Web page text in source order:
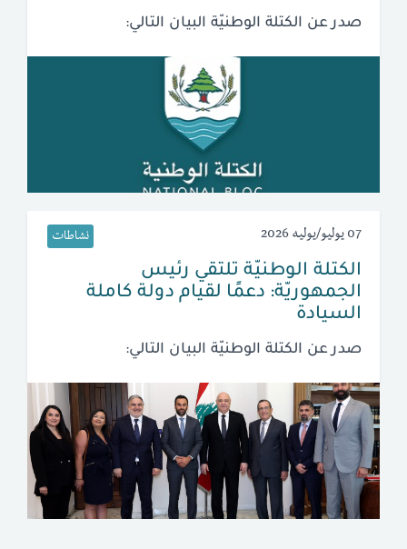
صدر عن الكتلة الوطنيّة البيان التالي:
07 يوليو/يوليه 2026 نشاطات
الكتلة الوطنيّة تلتقي رئيس
الجمهوريّة: دعمًا لقيام دولة كاملة
السيادة
صدر عن الكتلة الوطنيّة البيان التالي: